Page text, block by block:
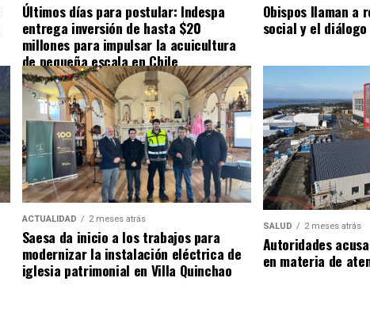
Últimos días para postular: Indespa
entrega inversión de hasta $20
millones para impulsar la acuicultura
de pequeña escala en Chile
Obispos llaman a
social y el
ACTUALIDAD 2 meses atrás
Saesa da inicio a los trabajos para
modernizar la instalación eléctrica de
iglesia patrimonial en Villa Quinchao
SALUD 2 meses atrás
Autoridades
en materia de